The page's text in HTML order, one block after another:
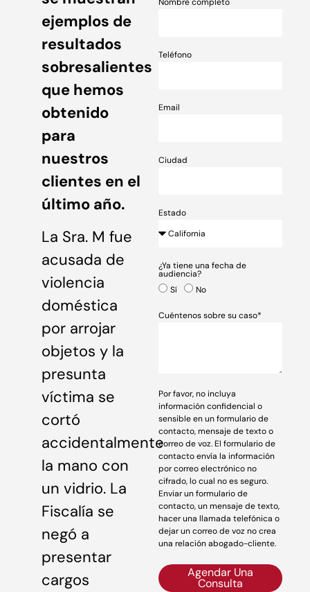
ejemplos de
resultados
sobresalientes
que hemos
obtenido
para
nuestros
clientes en el
último año.
La Sra. M fue
acusada de
violencia
doméstica
por arrojar
objetos y la
presunta
víctima se
cortó
accidentalmente
la mano con
un vidrio. La
Fiscalía se
negó a
presentar
cargos
Teléfono
Email
Ciudad
Estado
¿Ya tiene una fecha de
audiencia?
Sí
No
Cuéntenos sobre su caso*
Por favor, no incluya
información confidencial o
sensible en un formulario de
contacto, mensaje de texto o
correo de voz. El formulario de
contacto envía la información
por correo electrónico no
cifrado, lo cual no es seguro.
Enviar un formulario de
contacto, un mensaje de texto,
hacer una llamada telefónica o
dejar un correo de voz no crea
una relación abogado-cliente.
Agendar Una
Consulta